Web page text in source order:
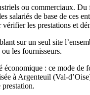
ou commerciaux.
salariés de base de ces
les prestations et
sur un seul site
les fournisseurs.
: ce mode
à Argenteuil (Val-